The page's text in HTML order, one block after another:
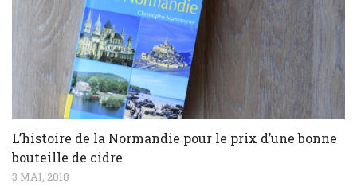
L’histoire de la Normandie pour le prix d’une bonne
bouteille de cidre
3 MAI, 2018